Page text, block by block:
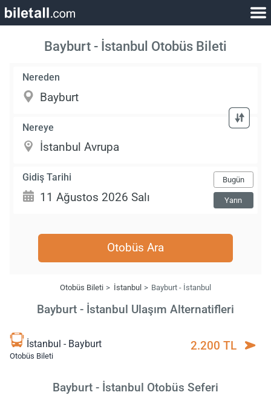
Bayburt - İstanbul Otobüs Bileti
Nereden
Nereye
Gidiş Tarihi Bugün
Yarın
Otobüs Ara
Otobüs Bileti İstanbul Bayburt - İstanbul
Bayburt - İstanbul Ulaşım Alternatifleri
İstanbul - Bayburt
Otobüs Bileti
2.200 TL
Bayburt - İstanbul Otobüs Seferi